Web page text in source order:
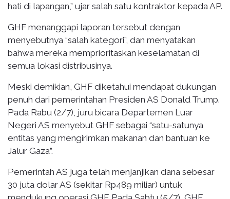
hati di lapangan,” ujar salah satu kontraktor kepada AP.
GHF menanggapi laporan tersebut dengan
menyebutnya “salah kategori”, dan menyatakan
bahwa mereka memprioritaskan keselamatan di
semua lokasi distribusinya.
Meski demikian, GHF diketahui mendapat dukungan
penuh dari pemerintahan Presiden AS Donald Trump.
Pada Rabu (2/7), juru bicara Departemen Luar
Negeri AS menyebut GHF sebagai “satu-satunya
entitas yang mengirimkan makanan dan bantuan ke
Jalur Gaza”.
Pemerintah AS juga telah menjanjikan dana sebesar
30 juta dolar AS (sekitar Rp489 miliar) untuk